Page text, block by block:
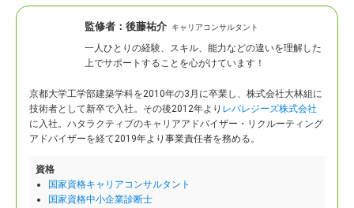
監修者： 後藤祐介 キャリアコンサルタント
一人ひとりの経験、スキル、能力などの違いを理解した
上でサポートすることを心がけています！
京都大学工学部建築学科を2010年の3月に卒業し、株式会社大林組に
技術者として新卒で入社。 その後2012年より レバレジーズ株式会社
に入社。ハタラクティブのキャリアアドバイザー・リクルーティング
アドバイザーを経て2019年より事業責任者を務める。
資格
国家資格キャリアコンサルタント
国家資格中小企業診断士